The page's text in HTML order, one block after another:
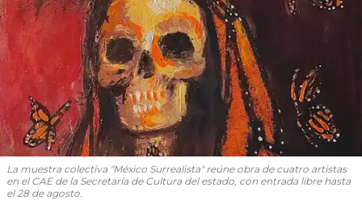
La muestra colectiva "México Surrealista" reúne obra de cuatro artistas
en el CAE de la Secretaría de Cultura del estado, con entrada libre hasta
el 28 de agosto.